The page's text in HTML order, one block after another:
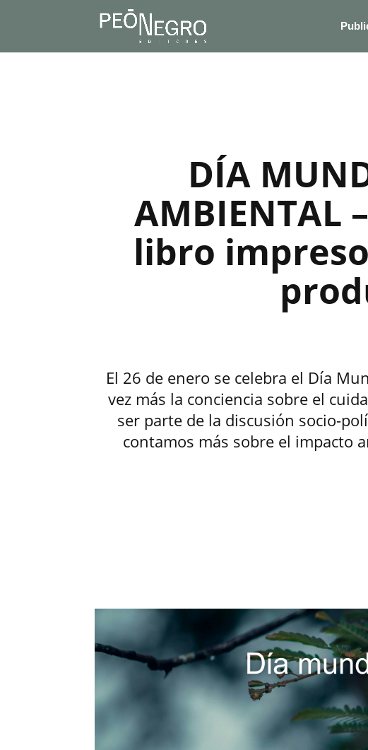
DÍA
AMBIENTAL
libro
El 26 de enero se celebra el Día
vez más la conciencia sobre el
ser parte de la discusión socio-
contamos más sobre el impacto